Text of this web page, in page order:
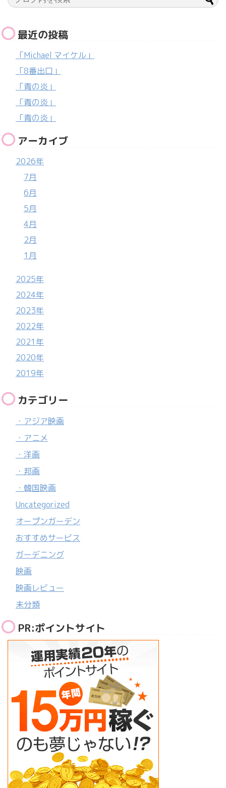
最近の投稿
「Michael マイケル」
「8番出口」
「青の炎」
「青の炎」
「青の炎」
アーカイブ
2026年
7月
6月
5月
4月
2月
1月
2025年
2024年
2023年
2022年
2021年
2020年
2019年
カテゴリー
・アジア映画
・アニメ
・洋画
・邦画
・韓国映画
Uncategorized
オープンガーデン
おすすめサービス
ガーデニング
映画
映画レビュー
未分類
PR:ポイントサイト